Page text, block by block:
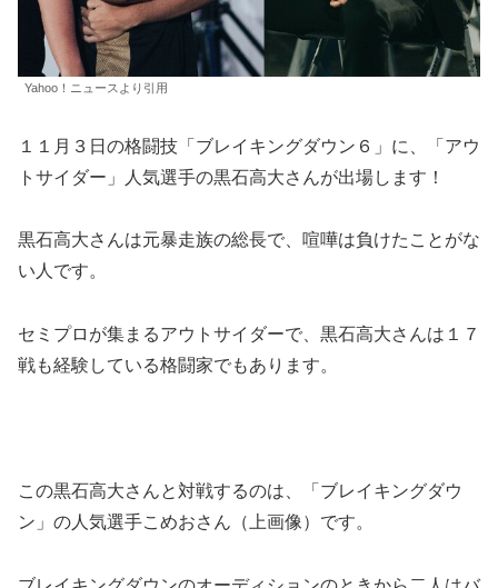
Yahoo！ニュースより引用
１１月３日の格闘技「ブレイキングダウン６」に、「アウ
トサイダー」人気選手の黒石高大さんが出場します！
黒石高大さんは元暴走族の総長で、喧嘩は負けたことがな
い人です。
セミプロが集まるアウトサイダーで、黒石高大さんは１７
戦も経験している格闘家でもあります。
この黒石高大さんと対戦するのは、「ブレイキングダウ
ン」の人気選手こめおさん（上画像）です。